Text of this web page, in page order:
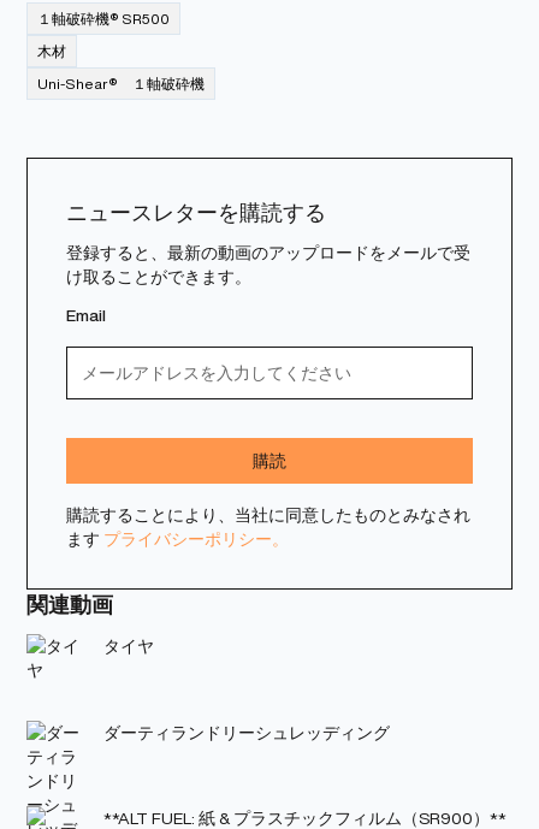
１軸破砕機® SR500
木材
Uni-Shear® １軸破砕機
ニュースレターを購読する
登録すると、最新の動画のアップロードをメールで受
け取ることができます。
Email
購読することにより、当社に同意したものとみなされ
ます プライバシーポリシー。
関連動画
タイヤ
ダーティランドリーシュレッディング
**ALT FUEL: 紙 & プラスチックフィルム（SR900）**